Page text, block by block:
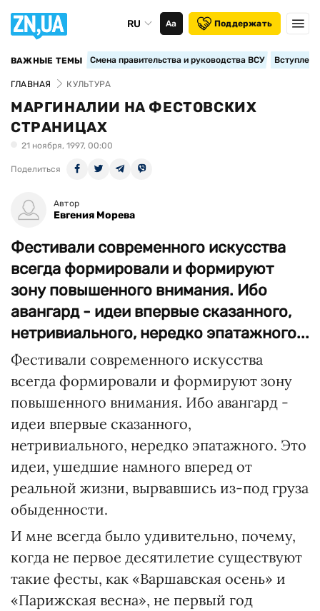
RU Аа Поддержать
ВАЖНЫЕ ТЕМЫ Смена правительства и руководства ВСУ
ГЛАВНАЯ КУЛЬТУРА
МАРГИНАЛИИ НА ФЕСТОВСКИХ
СТРАНИЦАХ
21 ноября, 1997, 00:00
Поделиться
Автор
Евгения Морева
Фестивали современного искусства
всегда формировали и формируют
зону повышенного внимания. Ибо
авангард - идеи впервые сказанного,
нетривиального, нередко эпатажного...
Фестивали современного искусства
всегда формировали и формируют зону
повышенного внимания. Ибо авангард -
идеи впервые сказанного,
нетривиального, нередко эпатажного. Это
идеи, ушедшие намного вперед от
реальной жизни, вырвавшись из-под груза
обыденности.
И мне всегда было удивительно, почему,
когда не первое десятилетие существуют
такие фесты, как «Варшавская осень» и
«Парижская весна», не первый год